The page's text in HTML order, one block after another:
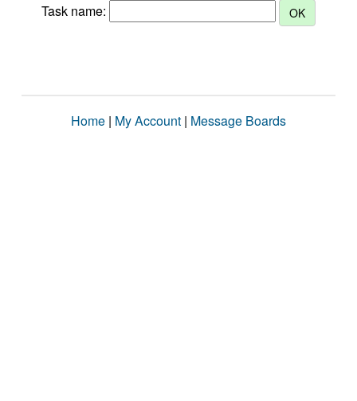
Task name:
Home | My Account | Message Boards